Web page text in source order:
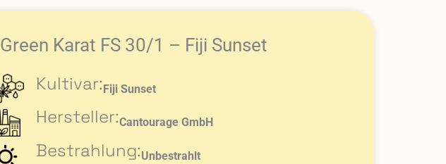
Green Karat FS 30/1 – Fiji Sunset
Kultivar:Fiji Sunset
Hersteller:Cantourage GmbH
Bestrahlung:Unbestrahlt